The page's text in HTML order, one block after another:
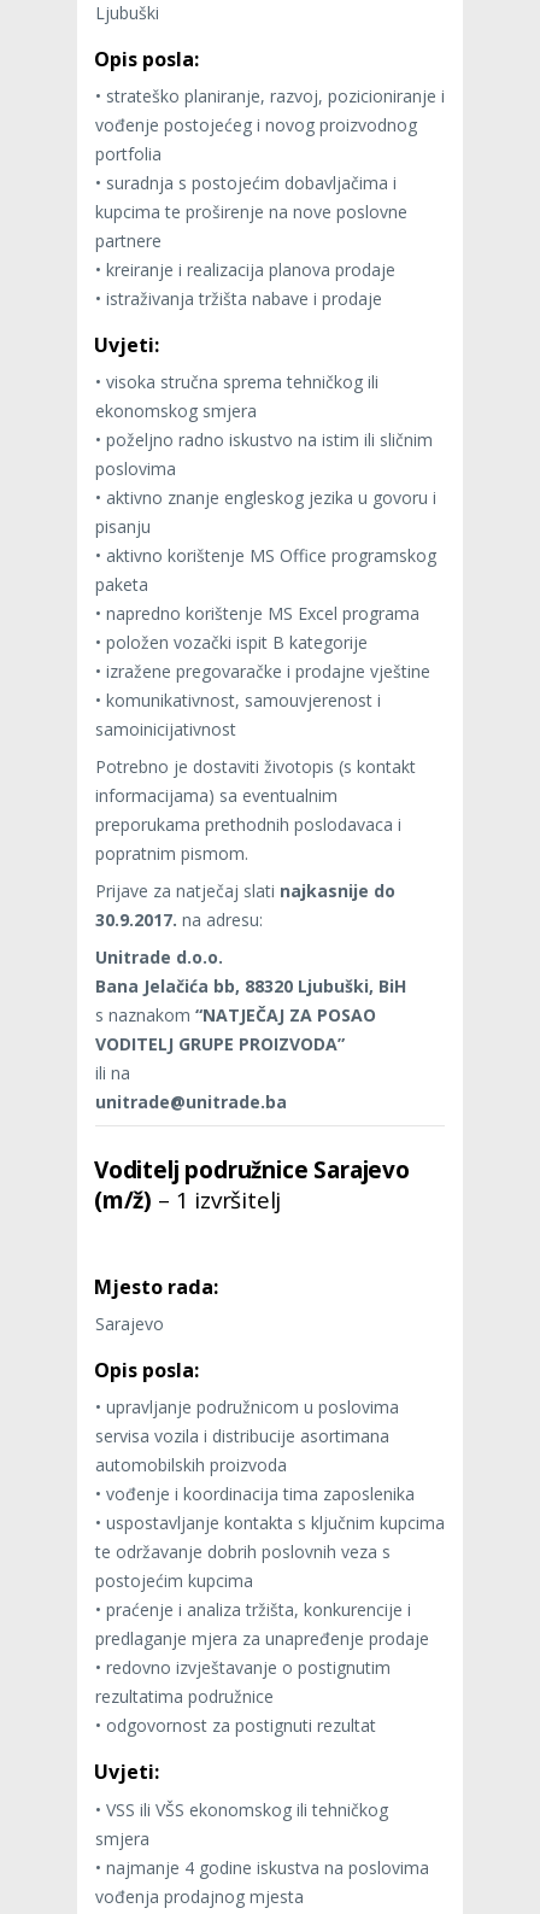
Ljubuški
Opis posla:
• strateško planiranje, razvoj, pozicioniranje i
vođenje postojećeg i novog proizvodnog
portfolia
• suradnja s postojećim dobavljačima i
kupcima te proširenje na nove poslovne
partnere
• kreiranje i realizacija planova prodaje
• istraživanja tržišta nabave i prodaje
Uvjeti:
• visoka stručna sprema tehničkog ili
ekonomskog smjera
• poželjno radno iskustvo na istim ili sličnim
poslovima
• aktivno znanje engleskog jezika u govoru i
pisanju
• aktivno korištenje MS Office programskog
paketa
• napredno korištenje MS Excel programa
• položen vozački ispit B kategorije
• izražene pregovaračke i prodajne vještine
• komunikativnost, samouvjerenost i
samoinicijativnost
Potrebno je dostaviti životopis (s kontakt
informacijama) sa eventualnim
preporukama prethodnih poslodavaca i
popratnim pismom.
Prijave za natječaj slati najkasnije do
30.9.2017. na adresu:
Unitrade d.o.o.
Bana Jelačića bb, 88320 Ljubuški, BiH
s naznakom “NATJEČAJ ZA POSAO
VODITELJ GRUPE PROIZVODA”
ili na
unitrade@unitrade.ba
Voditelj podružnice Sarajevo
(m/ž) – 1 izvršitelj
Mjesto rada:
Sarajevo
Opis posla:
• upravljanje podružnicom u poslovima
servisa vozila i distribucije asortimana
automobilskih proizvoda
• vođenje i koordinacija tima zaposlenika
• uspostavljanje kontakta s ključnim kupcima
te održavanje dobrih poslovnih veza s
postojećim kupcima
• praćenje i analiza tržišta, konkurencije i
predlaganje mjera za unapređenje prodaje
• redovno izvještavanje o postignutim
rezultatima podružnice
• odgovornost za postignuti rezultat
Uvjeti:
• VSS ili VŠS ekonomskog ili tehničkog
smjera
• najmanje 4 godine iskustva na poslovima
vođenja prodajnog mjesta